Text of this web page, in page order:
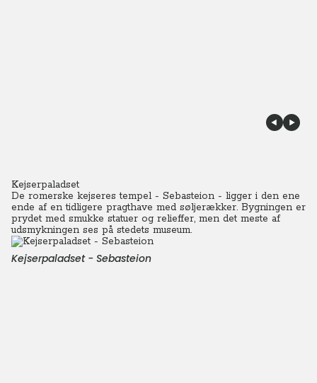
Kejserpaladset
De romerske kejseres tempel - Sebasteion - ligger i den ene
ende af en tidligere pragthave med søljerækker. Bygningen er
prydet med smukke statuer og relieffer, men det meste af
udsmykningen ses på stedets museum.
Kejserpaladset - Sebasteion